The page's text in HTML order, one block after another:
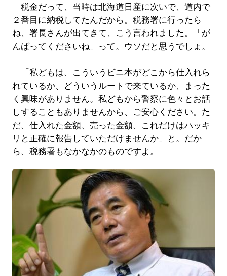
税金だって、当時は北海道日産に次いで、道内で
２番目に納税してたんだから。税務署に行ったら
ね、署長さんが出てきて、こう言われました。「が
んばってくださいね」って。ウソだと思うでしょ。
「私どもは、こういうビニ本がどこから仕入れら
れているか、どういうルートで来ているか、まった
く興味がありません。私どもから警察に色々とお話
しすることもありませんから、ご安心ください。た
だ、仕入れた金額、売った金額、これだけはハッキ
リと正確に報告していただけませんか」と。だか
ら、税務署もなかなかのものですよ。